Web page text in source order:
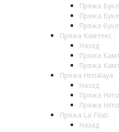
Пряжа
Пряжа
Пряжа
Пряжа Камтекс
Назад
Пряжа
Пряжа
Пряжа Himalaya
Назад
Пряжа
Пряжа
Пряжа La Filati
Назад